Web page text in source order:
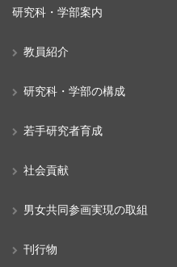
研究科・学部案内
教員紹介
研究科・学部の構成
若手研究者育成
社会貢献
男女共同参画実現の取組
刊行物